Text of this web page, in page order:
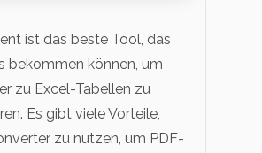
ist das beste Tool, das
bekommen können, um
zu Excel-Tabellen zu
Es gibt viele Vorteile,
zu nutzen, um PDF-